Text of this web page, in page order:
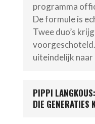
programma
De formule is
Twee duo’s
uiteindelijk naar
PIPPI
DIE GENERATIES